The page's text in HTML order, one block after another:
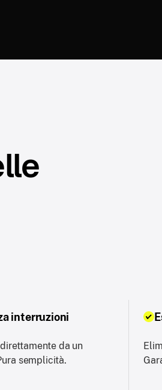
interruzioni
da un
semplicità.